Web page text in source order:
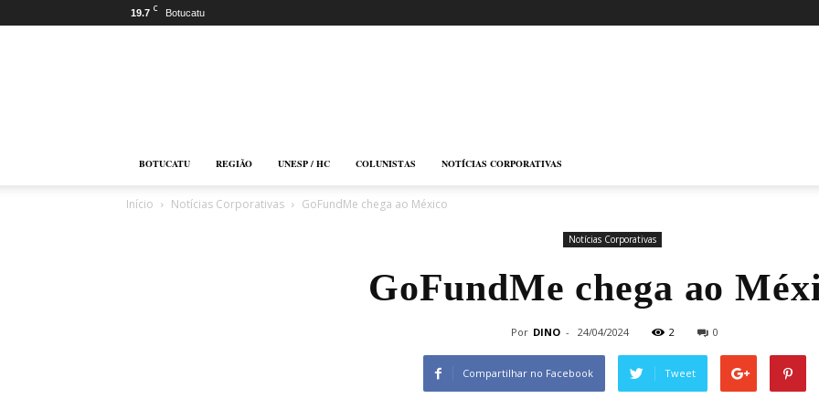
19.7 C Botucatu
BOTUCATU REGIÃO UNESP / HC COLUNISTAS NOTÍCIAS CORPORATIVAS
Início Notícias Corporativas GoFundMe chega ao México
Notícias Corporativas
GoFundMe chega ao
Por DINO - 24/04/2024 2 0
Compartilhar no Facebook Tweet